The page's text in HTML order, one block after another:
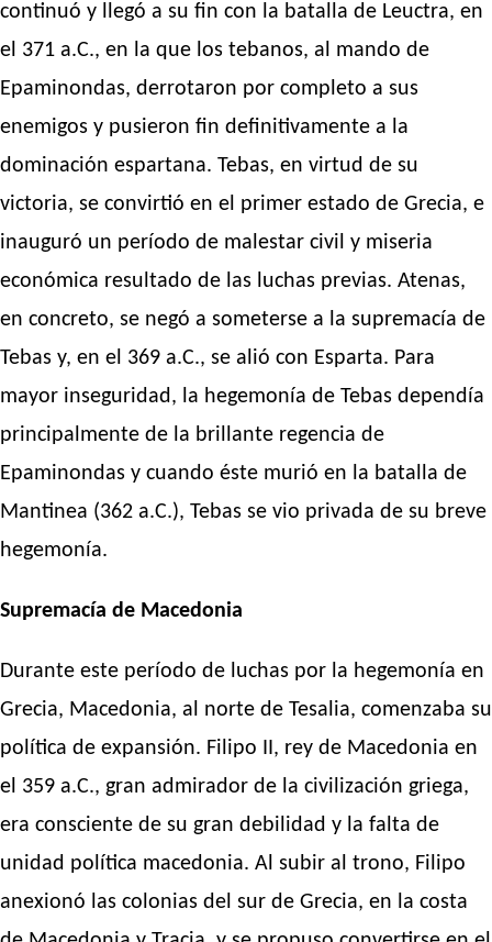
continuó y llegó a su fin con la batalla de Leuctra, en
el 371 a.C., en la que los tebanos, al mando de
Epaminondas, derrotaron por completo a sus
enemigos y pusieron fin definitivamente a la
dominación espartana. Tebas, en virtud de su
victoria, se convirtió en el primer estado de Grecia, e
inauguró un período de malestar civil y miseria
económica resultado de las luchas previas. Atenas,
en concreto, se negó a someterse a la supremacía de
Tebas y, en el 369 a.C., se alió con Esparta. Para
mayor inseguridad, la hegemonía de Tebas dependía
principalmente de la brillante regencia de
Epaminondas y cuando éste murió en la batalla de
Mantinea (362 a.C.), Tebas se vio privada de su breve
hegemonía.
Supremacía de Macedonia
Durante este período de luchas por la hegemonía en
Grecia, Macedonia, al norte de Tesalia, comenzaba su
política de expansión. Filipo II, rey de Macedonia en
el 359 a.C., gran admirador de la civilización griega,
era consciente de su gran debilidad y la falta de
unidad política macedonia. Al subir al trono, Filipo
anexionó las colonias del sur de Grecia, en la costa